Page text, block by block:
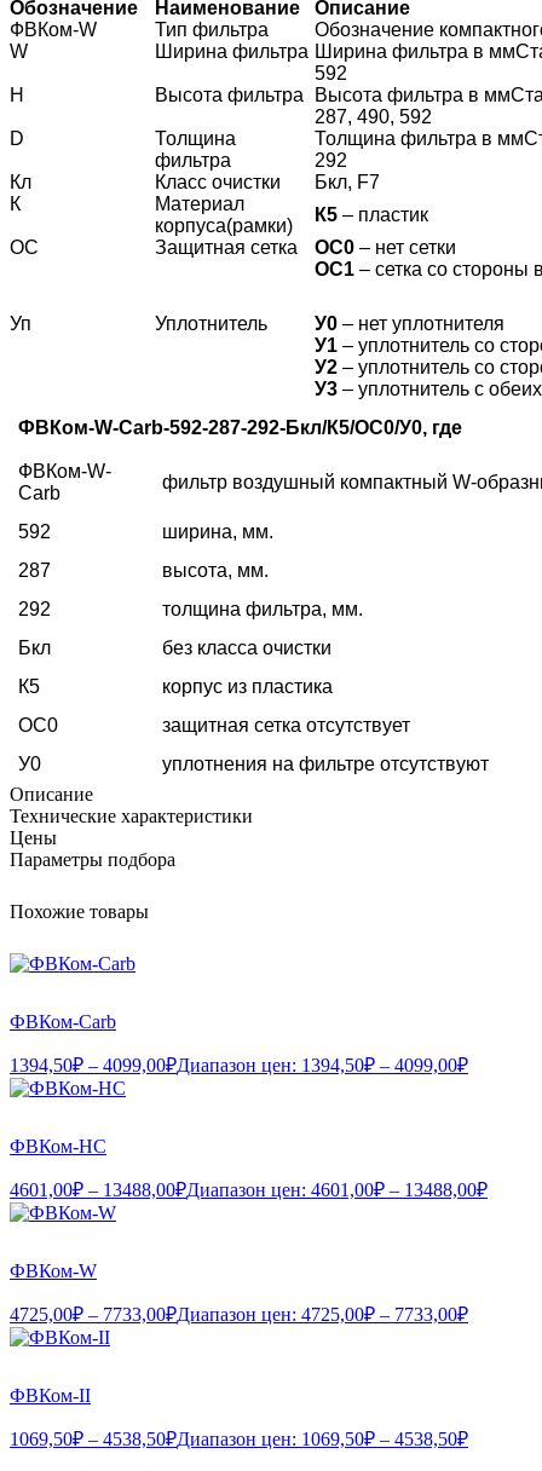
Обозначение Наименование Описание
ФВКом-W
Тип фильтра
Обозначение
W
Ширина фильтра Ширина фильтра в
592
H
Высота фильтра
Высота фильтра в
287, 490, 592
D
Толщина
фильтра
Толщина фильтра в
292
Кл
Класс очистки
Бкл, F7
К
Материал
корпуса(рамки)
К5 – пластик
ОС
Защитная сетка ОС0 – нет сетки
ОС1 – сетка со стороны
Уп Уплотнитель У0 – нет уплотнителя
У1 – уплотнитель со
У2 – уплотнитель со
У3 – уплотнитель с
ФВКом-W-Carb-592-287-292-Бкл/К5/ОС0/У0, где
ФВКом-W-
Carb
фильтр воздушный компактный W-
592
ширина, мм.
287
высота, мм.
292
толщина фильтра, мм.
Бкл
без класса очистки
К5
корпус из пластика
ОС0
защитная сетка отсутствует
У0
уплотнения на фильтре отсутствуют
Описание
Технические характеристики
Цены
Параметры подбора
Похожие товары
ФВКом-Carb
1394,50₽ – 4099,00₽Диапазон цен: 1394,50₽ – 4099,00₽
ФВКом-НС
4601,00₽ – 13488,00₽Диапазон цен: 4601,00₽ – 13488,00₽
ФВКом-W
4725,00₽ – 7733,00₽Диапазон цен: 4725,00₽ – 7733,00₽
ФВКом-II
1069,50₽ – 4538,50₽Диапазон цен: 1069,50₽ – 4538,50₽